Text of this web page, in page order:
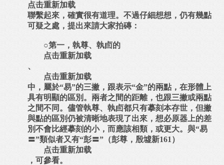
点击重新加载
聯繫起來，確實很有道理。 不過仔細想想，仍有幾點
可疑之處，提出來請大家拍磚：
○第一，執尊、執卣的
点击重新加载
、
点击重新加载
中，屬於“易”的三撇，跟表示“金”的兩點，在形體上
具有明顯的區別。兩者之間的距離，也跟三撇或兩點
之間不同。儘管執尊、執卣都只有摹刻本存世，但撇
與點的區別仍被清晰地表現了出來，想必原器上的差
別不會比經摹刻的小，而應該相類，或更大。與“易
〓”類似者又有“彭〓”（彭尊，殷墟新161 ）
点击重新加载
，可參看。